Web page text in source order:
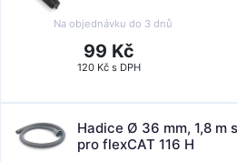
Na objednávku do 3 dnů
99 Kč
120 Kč s DPH
Hadice Ø 36 mm, 1,8 m
pro flexCAT 116 H